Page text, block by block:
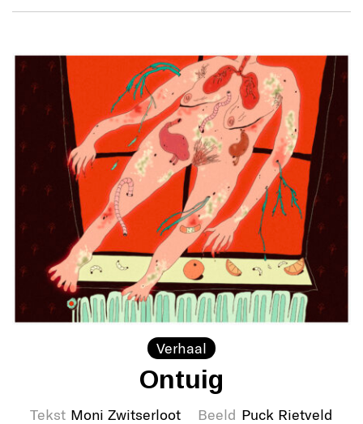
Verhaal
Ontuig
Tekst Moni Zwitserloot Beeld Puck Rietveld